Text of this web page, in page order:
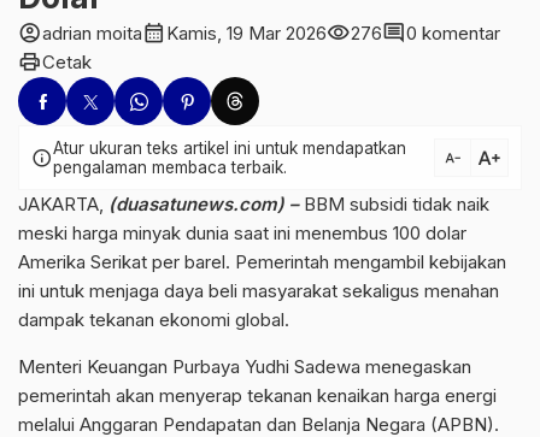
account_circleadrian moitacalendar_month Kamis, 19 Mar 2026visibility276comment0 komentar
printCetak
infoAtur ukuran teks artikel ini untuk mendapatkan
pengalaman membaca terbaik.
text_decrease text_increase
JAKARTA, (duasatunews.com) – BBM subsidi tidak naik
meski harga minyak dunia saat ini menembus 100 dolar
Amerika Serikat per barel. Pemerintah mengambil kebijakan
ini untuk menjaga daya beli masyarakat sekaligus menahan
dampak tekanan ekonomi global.
Menteri Keuangan Purbaya Yudhi Sadewa menegaskan
pemerintah akan menyerap tekanan kenaikan harga energi
melalui Anggaran Pendapatan dan Belanja Negara (APBN).